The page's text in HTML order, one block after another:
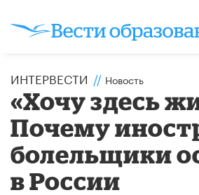
ИНТЕРВЕСТИ // Новость
«Хочу здесь
Почему
болельщики
в России